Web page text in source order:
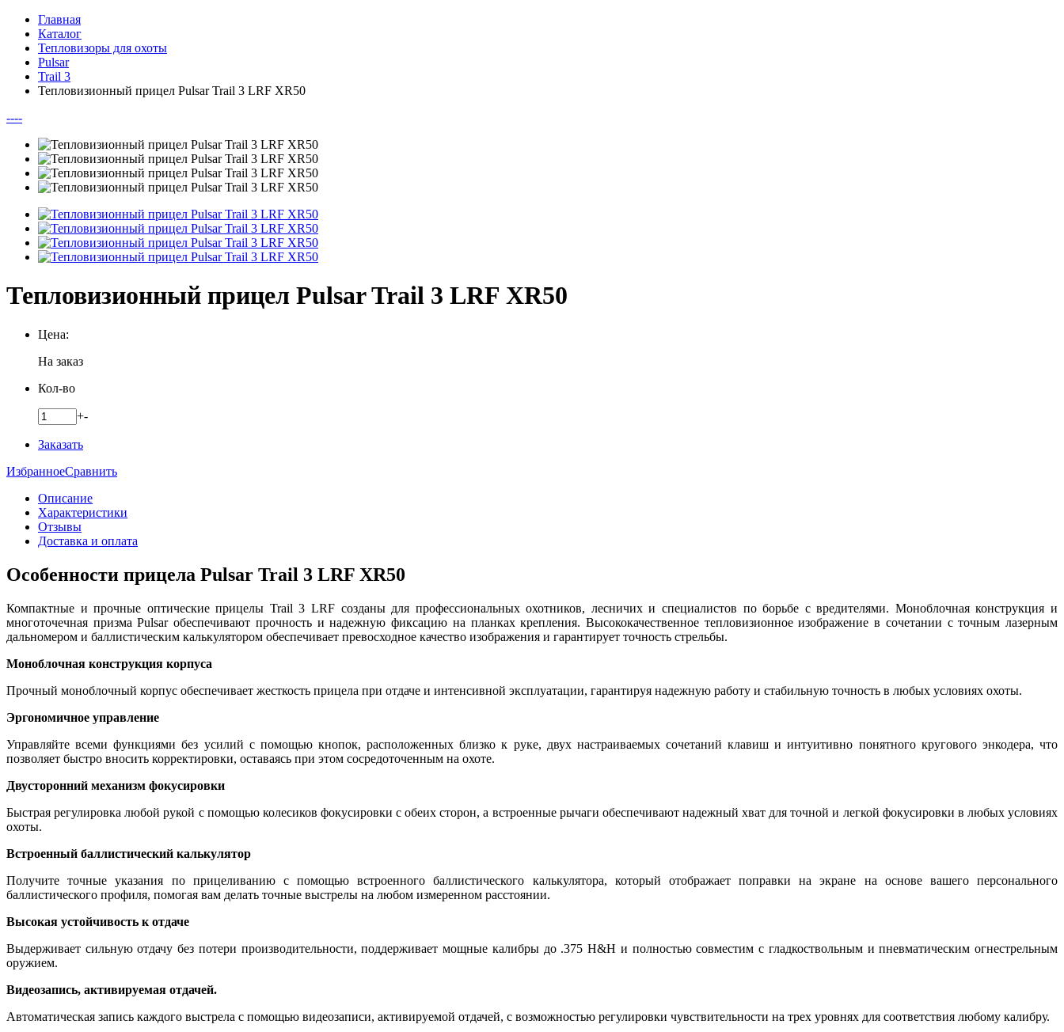
Главная
Каталог
Тепловизоры для охоты
Pulsar
Trail 3
Тепловизионный прицел Pulsar Trail 3 LRF XR50
----
Тепловизионный прицел Pulsar Trail 3 LRF XR50
Цена:
На заказ
Кол-во
+-
Заказать
ИзбранноеСравнить
Описание
Характеристики
Отзывы
Доставка и оплата
Особенности прицела Pulsar Trail 3 LRF XR50
Компактные и прочные оптические прицелы Trail 3 LRF созданы для профессиональных охотников, лесничих и специалистов по борьбе с вредителями. Моноблочная конструкция и
многоточечная призма Pulsar обеспечивают прочность и надежную фиксацию на планках крепления. Высококачественное тепловизионное изображение в сочетании с точным лазерным
дальномером и баллистическим калькулятором обеспечивает превосходное качество изображения и гарантирует точность стрельбы.
Моноблочная конструкция корпуса
Прочный моноблочный корпус обеспечивает жесткость прицела при отдаче и интенсивной эксплуатации, гарантируя надежную работу и стабильную точность в любых условиях охоты.
Эргономичное управление
Управляйте всеми функциями без усилий с помощью кнопок, расположенных близко к руке, двух настраиваемых сочетаний клавиш и интуитивно понятного кругового энкодера, что
позволяет быстро вносить корректировки, оставаясь при этом сосредоточенным на охоте.
Двусторонний механизм фокусировки
Быстрая регулировка любой рукой с помощью колесиков фокусировки с обеих сторон, а встроенные рычаги обеспечивают надежный хват для точной и легкой фокусировки в любых условиях
охоты.
Встроенный баллистический калькулятор
Получите точные указания по прицеливанию с помощью встроенного баллистического калькулятора, который отображает поправки на экране на основе вашего персонального
баллистического профиля, помогая вам делать точные выстрелы на любом измеренном расстоянии.
Высокая устойчивость к отдаче
Выдерживает сильную отдачу без потери производительности, поддерживает мощные калибры до .375 H&H и полностью совместим с гладкоствольным и пневматическим огнестрельным
оружием.
Видеозапись, активируемая отдачей.
Автоматическая запись каждого выстрела с помощью видеозаписи, активируемой отдачей, с возможностью регулировки чувствительности на трех уровнях для соответствия любому калибру.